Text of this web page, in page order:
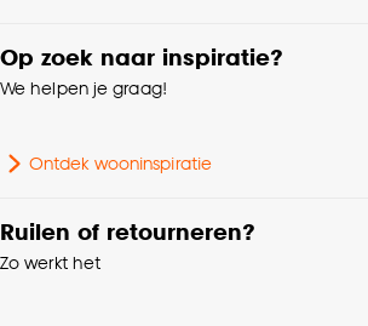
Op zoek naar inspiratie?
We helpen je graag!
Ontdek wooninspiratie
Ruilen of retourneren?
Zo werkt het